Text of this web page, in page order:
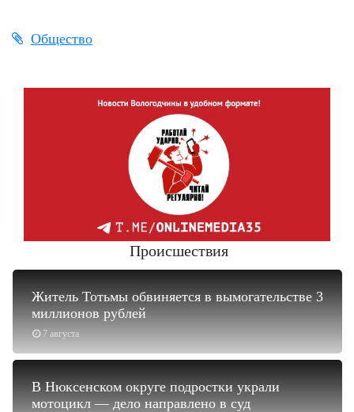
Общество
Происшествия
7 августа
Житель Тотьмы обвиняется в вымогательстве 3
миллионов рублей
В Нюксенском округе подростки украли
мотоцикл — дело направлено в суд